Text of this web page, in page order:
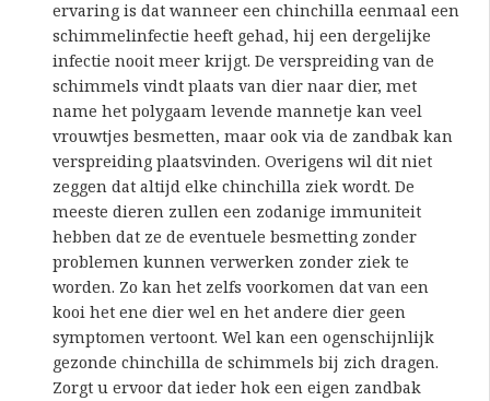
ervaring is dat wanneer een chinchilla eenmaal een
schimmelinfectie heeft gehad, hij een dergelijke
infectie nooit meer krijgt. De verspreiding van de
schimmels vindt plaats van dier naar dier, met
name het polygaam levende mannetje kan veel
vrouwtjes besmetten, maar ook via de zandbak kan
verspreiding plaatsvinden. Overigens wil dit niet
zeggen dat altijd elke chinchilla ziek wordt. De
meeste dieren zullen een zodanige immuniteit
hebben dat ze de eventuele besmetting zonder
problemen kunnen verwerken zonder ziek te
worden. Zo kan het zelfs voorkomen dat van een
kooi het ene dier wel en het andere dier geen
symptomen vertoont. Wel kan een ogenschijnlijk
gezonde chinchilla de schimmels bij zich dragen.
Zorgt u ervoor dat ieder hok een eigen zandbak